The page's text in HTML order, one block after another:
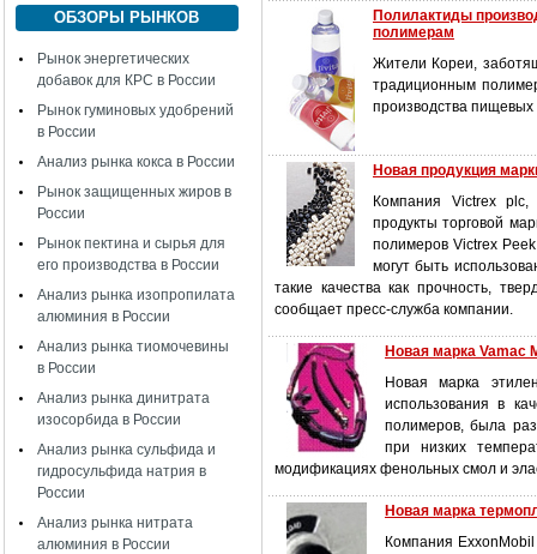
ОБЗОРЫ РЫНКОВ
Рынок энергетических
добавок для КРС в России
Рынок гуминовых удобрений
в России
Анализ рынка кокса в России
Рынок защищенных жиров в
России
Рынок пектина и сырья для
его производства в России
Анализ рынка изопропилата
алюминия в России
Анализ рынка тиомочевины
в России
Анализ рынка динитрата
изосорбида в России
Анализ рынка сульфида и
гидросульфида натрия в
России
Анализ рынка нитрата
алюминия в России
Полилактиды
полимерам
Жители Кореи,
традиционным
производства пищевых
Новая продукция
Компания Victrex plc,
продукты торговой
полимеров Victrex
могут быть
такие качества как прочность,
сообщает пресс-служба компании.
Новая марка Vamac
Новая маркa
использования в
полимеров, была
при низких
модификациях фенольных смол и
Новая марка
Компания